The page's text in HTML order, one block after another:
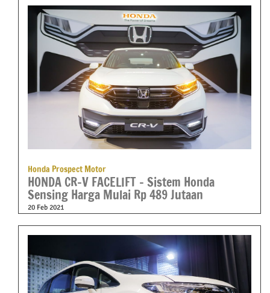
Honda Prospect Motor
HONDA CR-V FACELIFT – Sistem Honda
Sensing Harga Mulai Rp 489 Jutaan
20 Feb 2021